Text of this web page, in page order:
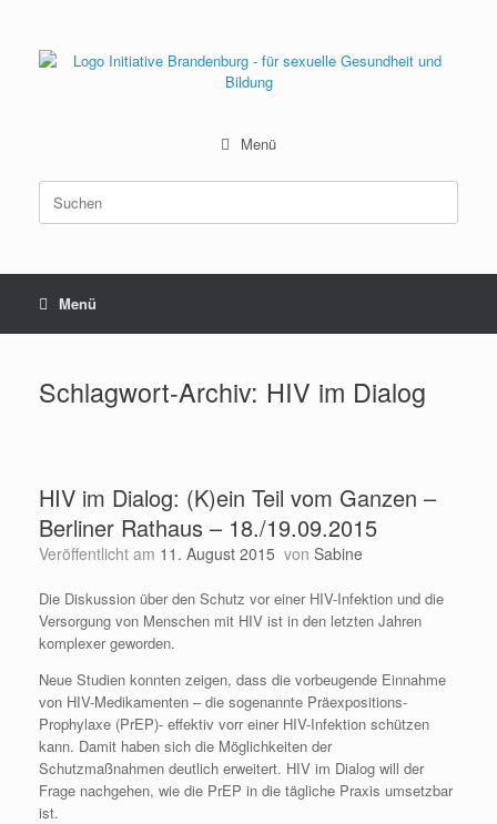
springen
Menü
Suchen
nach:
Menü
Schlagwort-Archiv: HIV im Dialog
HIV im Dialog: (K)ein Teil vom Ganzen –
Berliner Rathaus – 18./19.09.2015
Veröffentlicht am 11. August 2015 von Sabine
Die Diskussion über den Schutz vor einer HIV-Infektion und die
Versorgung von Menschen mit HIV ist in den letzten Jahren
komplexer geworden.
Neue Studien konnten zeigen, dass die vorbeugende Einnahme
von HIV-Medikamenten – die sogenannte Präexpositions-
Prophylaxe (PrEP)- effektiv vorr einer HIV-Infektion schützen
kann. Damit haben sich die Möglichkeiten der
Schutzmaßnahmen deutlich erweitert. HIV im Dialog will der
Frage nachgehen, wie die PrEP in die tägliche Praxis umsetzbar
ist.